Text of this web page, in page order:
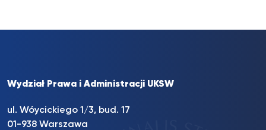
Wydział Prawa i Administracji UKSW
ul. Wóycickiego 1/3, bud. 17
01-938 Warszawa